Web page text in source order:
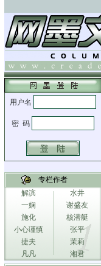
专栏作者
解滨
水井
一娴
谢盛友
施化
核潜艇
小心谨慎
张平
捷夫
茉莉
凡凡
湘君